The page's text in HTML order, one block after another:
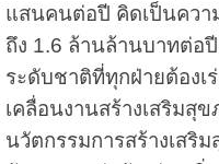
แสนคนต่อปี คิดเป็นควา
ถึง 1.6 ล้านล้านบาทต่อ
ระดับชาติที่ทุกฝ่ายต้องเ
เคลื่อนงานสร้างเสริมสุ
นวัตกรรมการสร้างเสริ